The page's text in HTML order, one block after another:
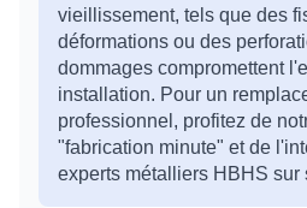
vieillissement, tels que des
déformations ou des
dommages compromettent
installation. Pour un
professionnel, profitez de
"fabrication minute" et de
experts métalliers HBHS sur